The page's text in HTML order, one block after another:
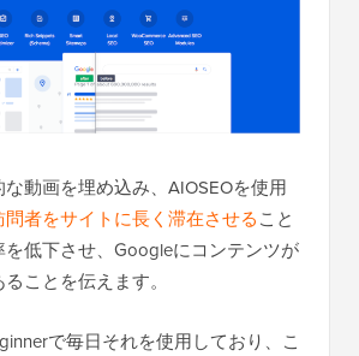
動画を埋め込み、AIOSEOを使用
問者をサイトに長く滞在させること
低下させ、Googleにコンテンツが
ことを伝えます。
で毎日それを使用しており、こ